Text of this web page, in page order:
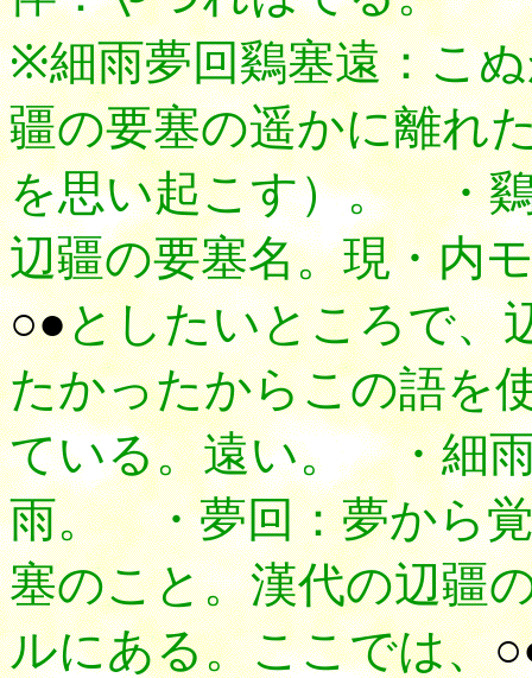
※細雨夢回鷄塞遠：こ
疆の要塞の遥かに離れ
を思い起こす）。 ・
辺疆の要塞名。現・内
○●としたいところで、
たかったからこの語を
ている。遠い。・細雨
雨。 ・夢回：夢から
塞のこと。漢代の辺疆
ルにある。ここでは、